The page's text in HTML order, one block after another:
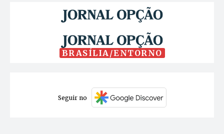
BRASÍLIA/ENTORNO
Seguir no